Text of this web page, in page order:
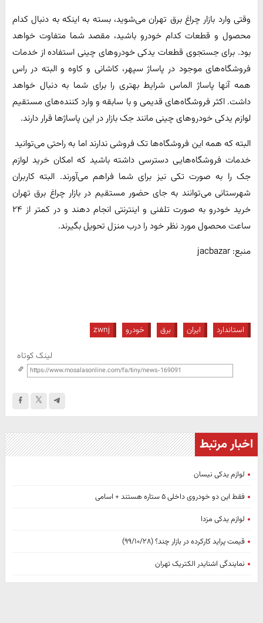
وقتی وارد بازار چراغ برق تهران می‌شوید، بسته به اینکه به دنبال کدام
محصول و قطعات کدام خودرو باشید، مقصد شما متفاوت خواهد
بود. برای جستجوی قطعات یدکی خودروهای چینی استفاده از خدمات
فروشگاه‌های موجود در پاساژ سپهر، کاشانی و کاوه و البته در راس
همه آنها پاساژ الماس شرایط بهتری را برای شما به دنبال خواهد
داشت. اکثر فروشگاه‌های قدیمی و با سابقه و وارد کننده‌های مستقیم
لوازم یدکی خودروهای چینی مانند جک بازار در این پاساژ‌ها قرار دارند.
البته که همه این فروشگاه‌ها تک فروشی ندارند اما به راحتی می‌توانید
خدمات فروشگاه‌هایی دسترسی داشته باشید که امکان خرید لوازم
جک را به صورت تکی نیز برای شما فراهم می‌آورند. البته کاربران
شهرستانی می‌توانند به جای حضور مستقیم در بازار چراغ برق تهران
خرید خودرو به صورت تلفنی و اینترنتی انجام دهند و در کمتر از ۲۴
ساعت محصول مورد نظر خود را درب منزل تحویل بگیرند.
منبع: jacbazar
استاندارد ایران برق خودرو zwnj
لینک کوتاه
اخبار مرتبط
لوازم یدکی نیسان
فقط این دو خودروی داخلی ۵ ستاره هستند + اسامی
لوازم یدکی مزدا
قیمت پراید کارکرده در بازار چند؟ (۹۹/۱۰/۲۸)
نمایندگی اشنایدر الکتریک تهران